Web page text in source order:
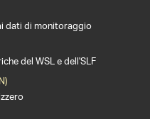
dati di monitoraggio
del WSL e dell'SLF